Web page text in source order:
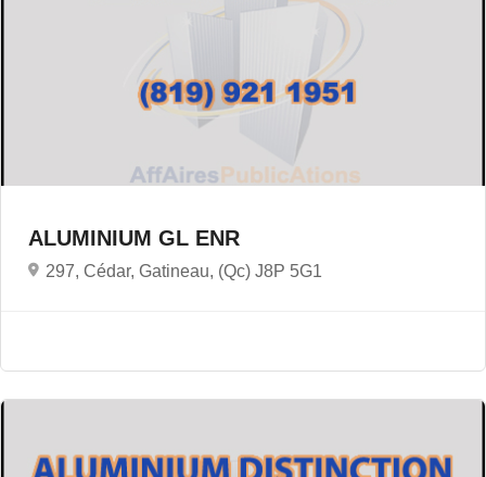
ALUMINIUM GL ENR
297, Cédar, Gatineau, (Qc) J8P 5G1